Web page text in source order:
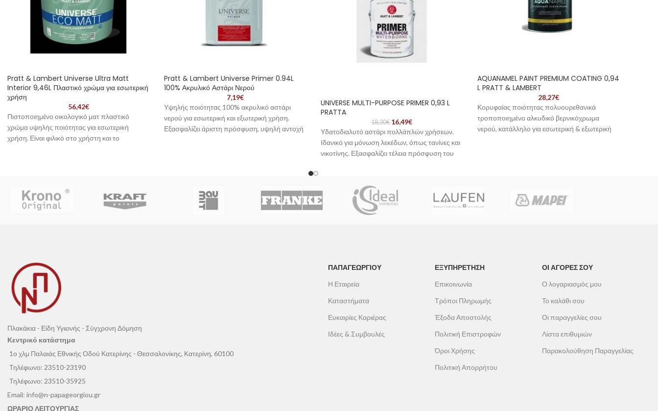
Pratt & Lambert Universe Ultra Matt
Interior 9,46L Πλαστικό χρώμα για εσωτερική
χρήση
56,42€
Πιστοποιημένο οικολογικό ματ πλαστικό
χρώμα υψηλής ποιότητας για εσωτερική
χρήση. Είναι φιλικό στο χρήστη και το
κατοικούνται.Πλένεται εύκολα και αντέχει στο
συχνό πλύσιμο με απορρυπαντικό.
Pratt & Lambert Universe Primer 0.94L
100% Ακρυλικό Αστάρι Νερού
7,19€
Υψηλής ποιότητας 100% ακρυλικό αστάρι
νερού για εσωτερική και εξωτερική χρήση.
Εξασφαλίζει άριστη πρόσφυση, υψηλή αντοχή
UNIVERSE MULTI-PURPOSE PRIMER 0,93 L
PRATTA
18,30€ 16,49€
Υδατοδιαλυτό αστάρι πολλάπλών χρήσεων.
Ιδανικό για μόνωση λεκέδων, όπως τανίνες και
νικοτίνης. Εξασφαλίζει τέλεια πρόσφυση του
γαλβανιζέ, PVC, μέταλλο γυψοσανίδα κλπ.
AQUANAMEL PAINT PREMIUM COATING 0,94
L PRATT & LAMBERT
28,27€
Κορυφαίας ποιότητας πολυουρεθανικά
τροποποιημένο αλκυδικό βερνικόχρωμα
νερού, κατάλληλο για εσωτερική & εξωτερική
Παρέχει ιδιαίτερα σκληρή και ανθεκτική
επιφάνεια προστατεύοντας το ξύλο για μεγάλο
Πλακάκια - Είδη Υγιεινής - Σύγχρονη Δόμηση
Κεντρικό κατάστημα
1ο χλμ Παλαιάς Εθνικής Οδού Κατερίνης - Θεσσαλονίκης, Κατερίνη, 60100
Τηλέφωνο: 23510-23190
Τηλέφωνο: 23510-35925
Email: info@n-papageorgiou.gr
ΩΡΑΡΙΟ ΛΕΙΤΟΥΡΓΙΑΣ
ΠΑΠΑΓΕΩΡΓΊΟΥ
Η Εταιρεία
Καταστήματα
Ευκαιρίες Καριέρας
Ιδέες & Συμβουλές
ΕΞΥΠΗΡΕΤΗΣΗ
Επικοινωνία
Τρόποι Πληρωμής
Έξοδα Αποστολής
Πολιτική Επιστροφών
Όροι Χρήσης
Πολιτική Απορρήτου
ΟΙ ΑΓΟΡΕΣ ΣΟΥ
Ο λογαριασμός μου
Το καλάθι σου
Οι παραγγελίες σου
Λίστα επιθυμιών
Παρακολούθηση Παραγγελίας